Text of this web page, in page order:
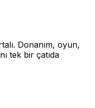
Donanım, oyun,
tek bir çatıda